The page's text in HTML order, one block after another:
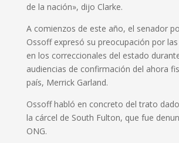
de la nación», dijo Clarke.
A comienzos de este año, el senador
Ossoff expresó su preocupación por
en los correccionales del estado
audiencias de confirmación del ahora
país, Merrick Garland.
Ossoff habló en concreto del trato
la cárcel de South Fulton, que fue
ONG.